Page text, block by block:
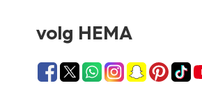
volg HEMA